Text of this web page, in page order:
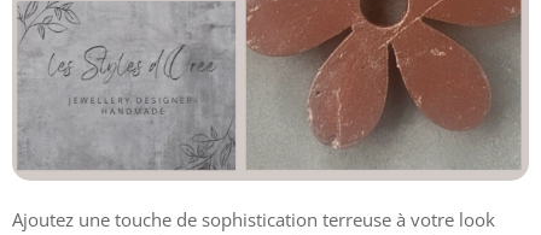
Ajoutez une touche de sophistication terreuse à votre look